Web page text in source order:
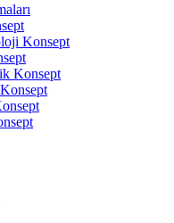
Konsept
Konsept